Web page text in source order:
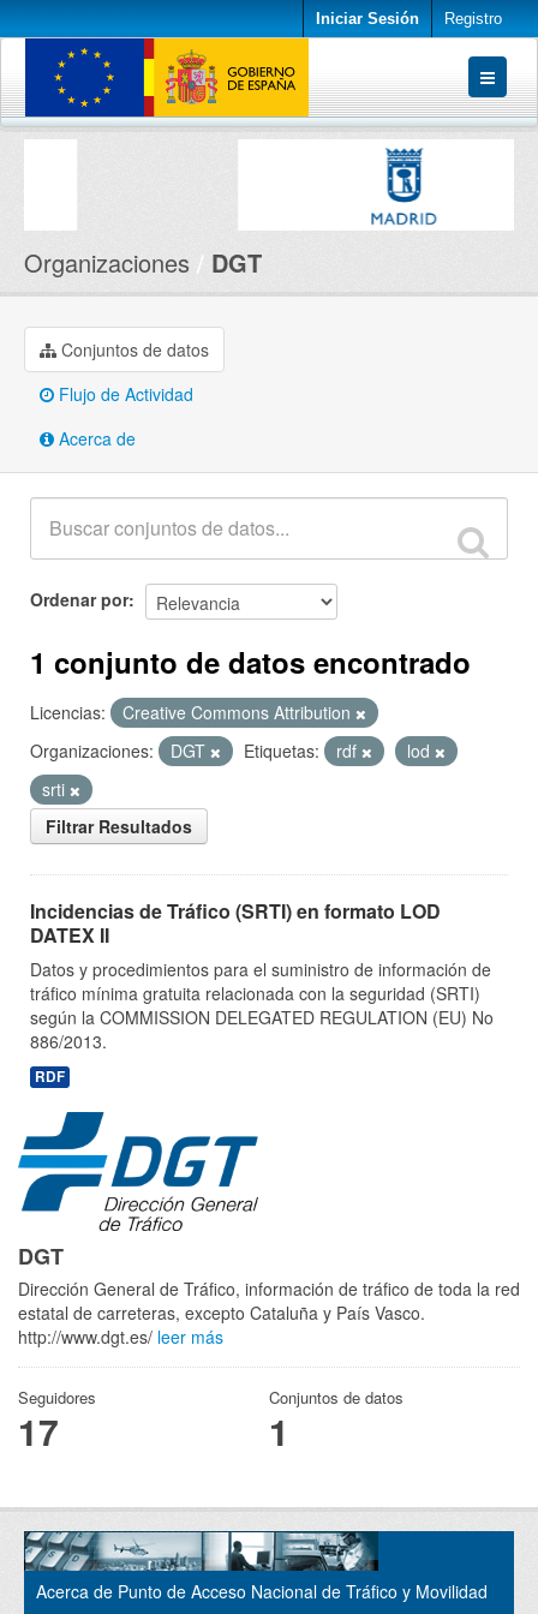
Iniciar Sesión Registro
Conjuntos de datos
Organizaciones DGT
Conjuntos de datos
Flujo de Actividad
Acerca de
Ordenar por
1 conjunto de datos encontrado
Licencias:
Creative Commons Attribution
Organizaciones:
DGT Etiquetas: rdf
lod
srti
Filtrar Resultados
Incidencias de Tráfico (SRTI) en formato LOD
DATEX II
Datos y procedimientos para el suministro de información de
tráfico mínima gratuita relacionada con la seguridad (SRTI)
según la COMMISSION DELEGATED REGULATION (EU) No
886/2013.
RDF
DGT
Dirección General de Tráfico, información de tráfico de toda la red
estatal de carreteras, excepto Cataluña y País Vasco.
http://www.dgt.es/ leer más
Seguidores
17
Conjuntos de datos
1
Acerca de Punto de Acceso Nacional de Tráfico y Movilidad